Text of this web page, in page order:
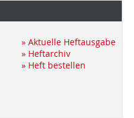
» Aktuelle Heftausgabe
» Heftarchiv
» Heft bestellen